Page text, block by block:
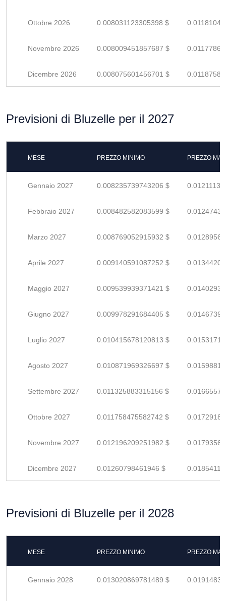
Ottobre 2026 0.008031123305398 $
Novembre 2026 0.008009451857687 $
Dicembre 2026 0.008075601456701 $
Previsioni di Bluzelle per il 2027
MESE PREZZO MINIMO PREZZO
Gennaio 2027 0.008235739743206 $
Febbraio 2027 0.008482582083599 $
Marzo 2027 0.008769052915932 $
Aprile 2027 0.009140591087252 $
Maggio 2027 0.009539939371421 $
Giugno 2027 0.009978291684405 $
Luglio 2027 0.010415678120813 $
Agosto 2027 0.010871969326697 $
Settembre 2027 0.011325883315156 $
Ottobre 2027 0.011758475582742 $
Novembre 2027 0.012196209251982 $
Dicembre 2027 0.01260798461946 $
Previsioni di Bluzelle per il 2028
MESE PREZZO MINIMO PREZZO
Gennaio 2028 0.013020869781489 $